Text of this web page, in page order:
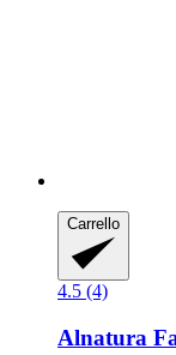
Carrello
4.5 (4)
Alnatura